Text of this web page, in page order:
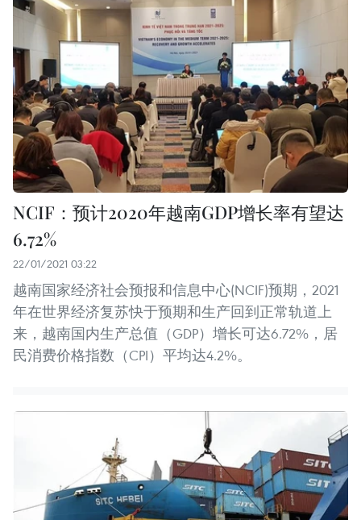
NCIF：预计2020年越南GDP增长率有望达
6.72%
22/01/2021 03:22
越南国家经济社会预报和信息中心(NCIF)预期，2021
年在世界经济复苏快于预期和生产回到正常轨道上
来，越南国内生产总值（GDP）增长可达6.72%，居
民消费价格指数（CPI）平均达4.2%。